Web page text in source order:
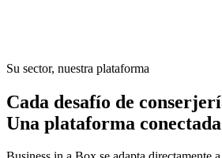
Su sector, nuestra plataforma
Cada desafío de
Una plataforma